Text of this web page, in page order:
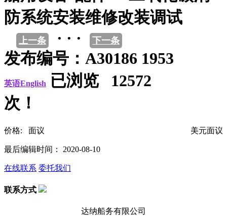
防系统安装维修改装调试
上一条 · · · 下一条
发布编号：A30186 1953
英语English
已浏览 12572
次！
价格: 面议 美元面议
最后编辑时间： 2020-08-10
在线联系 委托我们
联系方式
达纳船务有限公司